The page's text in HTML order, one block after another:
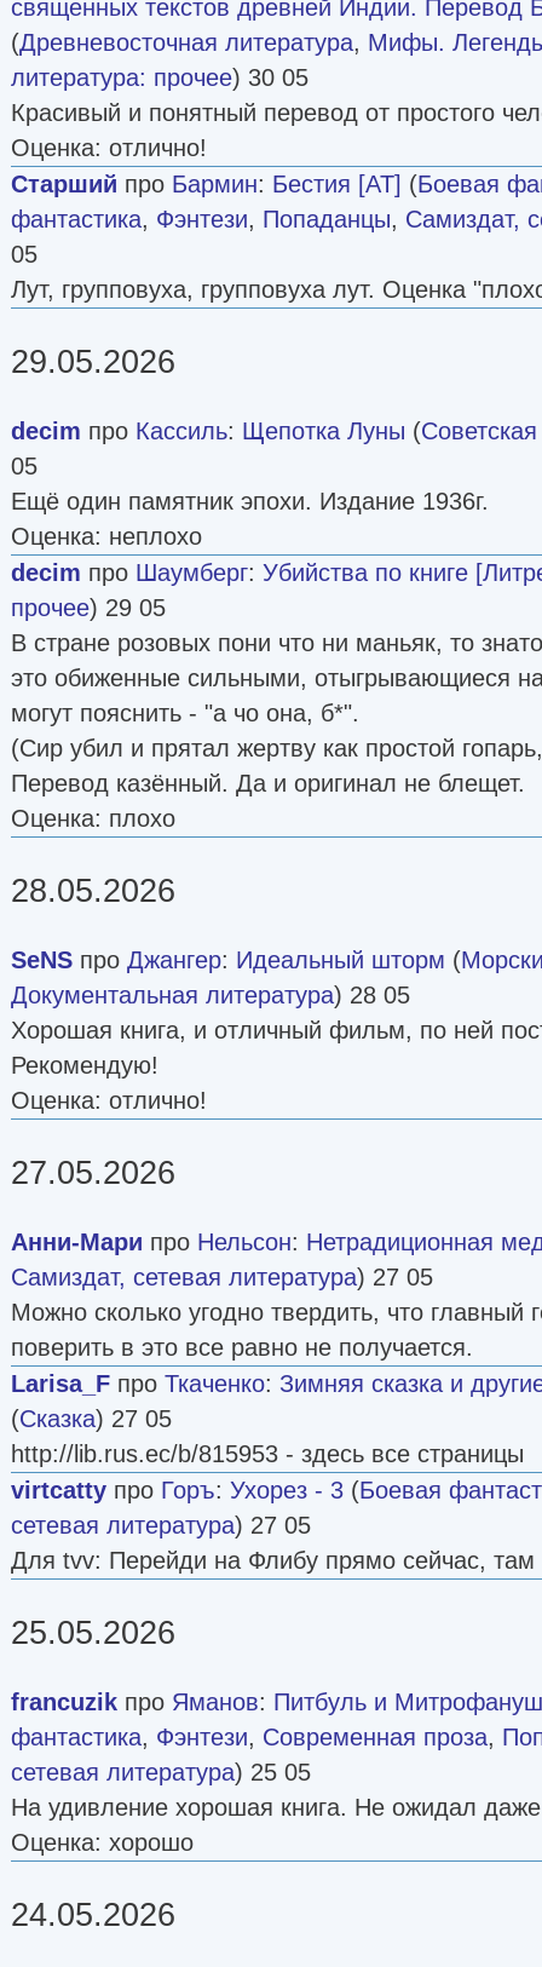
священных текстов древней Индии. Перевод
(Древневосточная литература, Мифы.
литература: прочее) 30 05
Красивый и понятный перевод от простого
Оценка: отлично!
Старший про Бармин: Бестия [AT] (Боевая
фантастика, Фэнтези, Попаданцы, Самиздат,
05
Лут, групповуха, групповуха лут. Оценка
29.05.2026
decim про Кассиль: Щепотка Луны (
05
Ещё один памятник эпохи. Издание 1936г.
Оценка: неплохо
decim про Шаумберг: Убийства по книге
прочее) 29 05
В стране розовых пони что ни маньяк, то
это обиженные сильными, отыгрывающиеся
могут пояснить - "а чо она, б*".
(Сир убил и прятал жертву как простой
Перевод казённый. Да и оригинал не блещет.
Оценка: плохо
28.05.2026
SeNS про Джангер: Идеальный шторм (
Документальная литература) 28 05
Хорошая книга, и отличный фильм, по ней
Рекомендую!
Оценка: отлично!
27.05.2026
Анни-Мари про Нельсон: Нетрадиционная
Самиздат, сетевая литература) 27 05
Можно сколько угодно твердить, что главный
поверить в это все равно не получается.
Larisa_F про Ткаченко: Зимняя сказка и
(Сказка) 27 05
http://lib.rus.ec/b/815953 - здесь все страницы
virtcatty про Горъ: Ухорез - 3 (Боевая
сетевая литература) 27 05
Для tvv: Перейди на Флибу прямо сейчас, там
25.05.2026
francuzik про Яманов: Питбуль и
фантастика, Фэнтези, Современная проза,
сетевая литература) 25 05
На удивление хорошая книга. Не ожидал
Оценка: хорошо
24.05.2026